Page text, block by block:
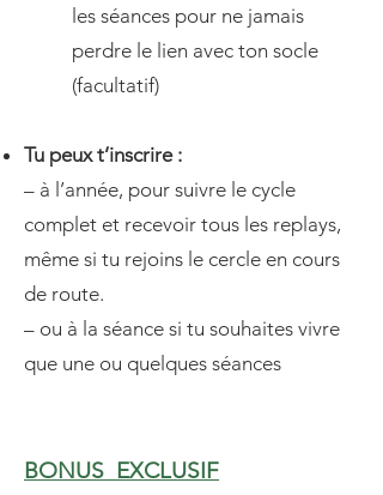
les séances pour ne jamais
perdre le lien avec ton socle
(facultatif)
Tu peux t’inscrire :
– à l’année, pour suivre le cycle
complet et recevoir tous les replays,
même si tu rejoins le cercle en cours
de route.
– ou à la séance si tu souhaites vivre
que une ou quelques séances
BONUS EXCLUSIF